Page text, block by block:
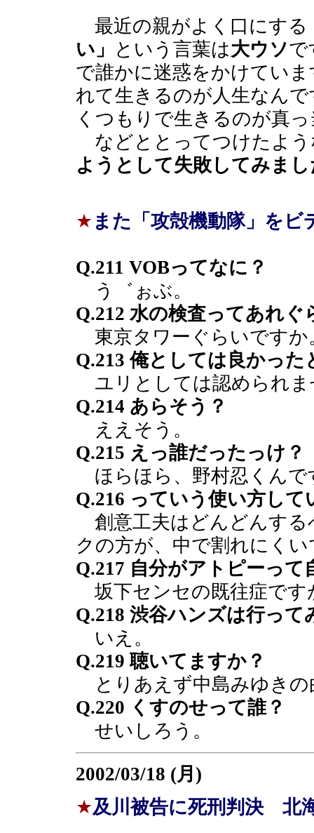
最近の親がよく口にする
い」
という言葉は大ウソで
で誰かに迷惑をかけてい
れて生きるのが人生なん
くつもりで生きるのが真
などととってつけたよう
ようとして失敗してみまし
★ また「攻殻機動隊」を
Q.211 VOBってなに？
う゛ぉぶ。
Q.212 水の検査ってあれ
東京タワーぐらいですか
Q.213 俺としては良かった
ユリとしては認められま
Q.214 あらそう？
ええそう。
Q.215 えっ誰だったっけ？
ほらほら、野村忍くんで
Q.216 っていう使い方して
創意工夫はどんどんする
クの方が、中で割れにくい
Q.217 自分がアトピーって
坂下センセの既往症です
Q.218 渋谷ハンズは行って
いえ。
Q.219 聴いてますか？
とりあえず中島みゆきの
Q.220 くすのせって誰？
せいしろう。
2002/03/18 (月)
★及川被告に死刑判決 北